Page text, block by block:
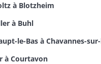
à Blotzheim
à Buhl
le-Bas à Chavannes-
à Courtavon